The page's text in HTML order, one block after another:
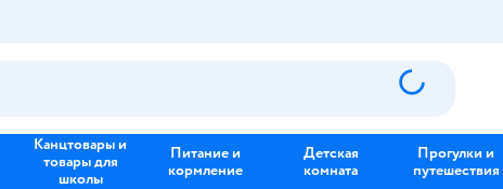
Канцтовары и
товары для
школы
Питание и
кормление
Детская
комната
Прогулки и
путешествия